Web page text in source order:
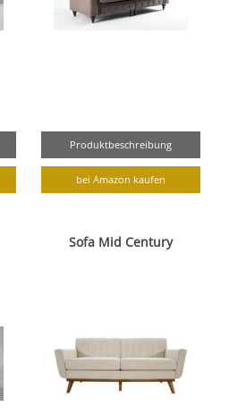
Produktbeschreibung
bei Amazon kaufen
Sofa Mid Century